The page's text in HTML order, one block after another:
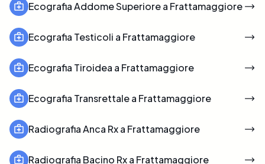
Ecografia Addome Superiore a Frattamaggiore
Ecografia Testicoli a Frattamaggiore
Ecografia Tiroidea a Frattamaggiore
Ecografia Transrettale a Frattamaggiore
Radiografia Anca Rx a Frattamaggiore
Radiografia Bacino Rx a Frattamaggiore